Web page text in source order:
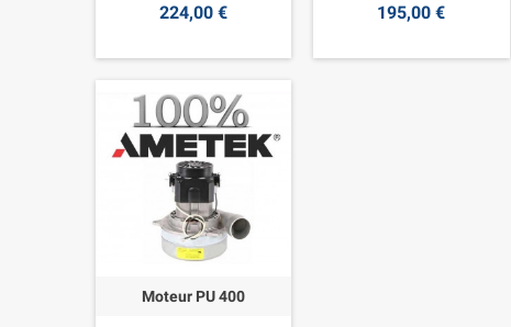
224,00 € 195,00 €
Moteur PU 400